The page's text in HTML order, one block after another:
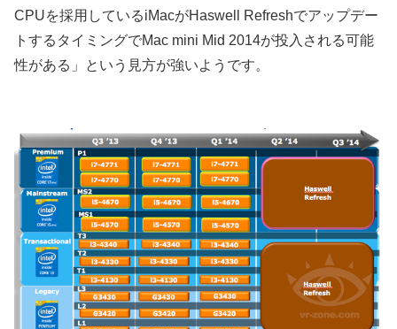
CPUを採用しているiMacがHaswell Refreshでアップデー
トするタイミングでMac mini Mid 2014が投入される可能
性がある」という見方が強いようです。